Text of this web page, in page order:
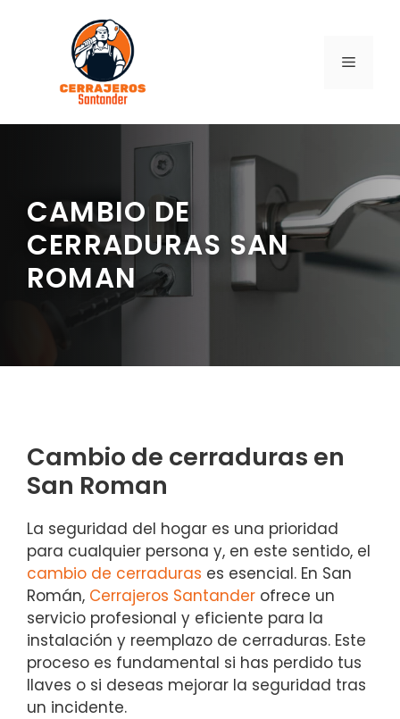
contenido
MENÚ
CAMBIO DE
CERRADURAS SAN
ROMAN
Cambio de cerraduras en
San Roman
La seguridad del hogar es una prioridad
para cualquier persona y, en este sentido, el
cambio de cerraduras es esencial. En San
Román, Cerrajeros Santander ofrece un
servicio profesional y eficiente para la
instalación y reemplazo de cerraduras. Este
proceso es fundamental si has perdido tus
llaves o si deseas mejorar la seguridad tras
un incidente.